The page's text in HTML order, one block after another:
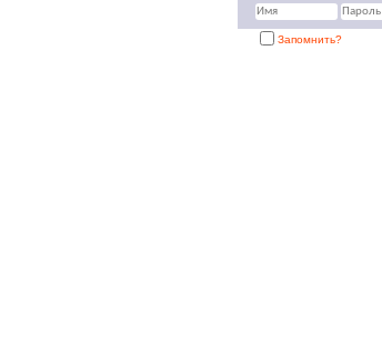
Запомнить?